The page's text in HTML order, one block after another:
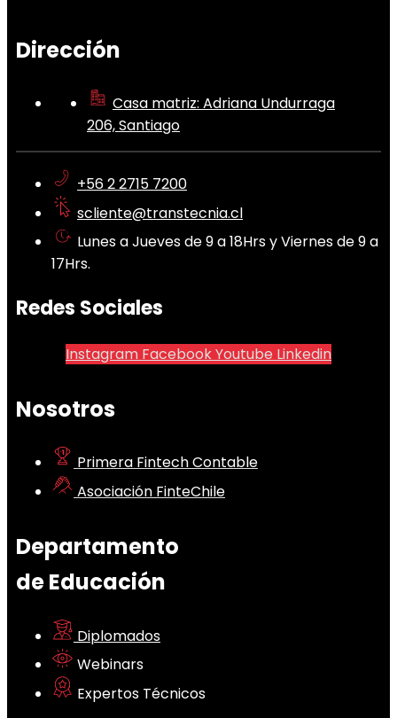
Dirección
Casa matriz: Adriana Undurraga
206, Santiago
+56 2 2715 7200
scliente@transtecnia.cl
Lunes a Jueves de 9 a 18Hrs y Viernes de 9 a
17Hrs.
Redes Sociales
Instagram FacebookYoutube Linkedin
Nosotros
Primera Fintech Contable
Asociación FinteChile
Departamento
de Educación
Diplomados
Webinars
Expertos Técnicos